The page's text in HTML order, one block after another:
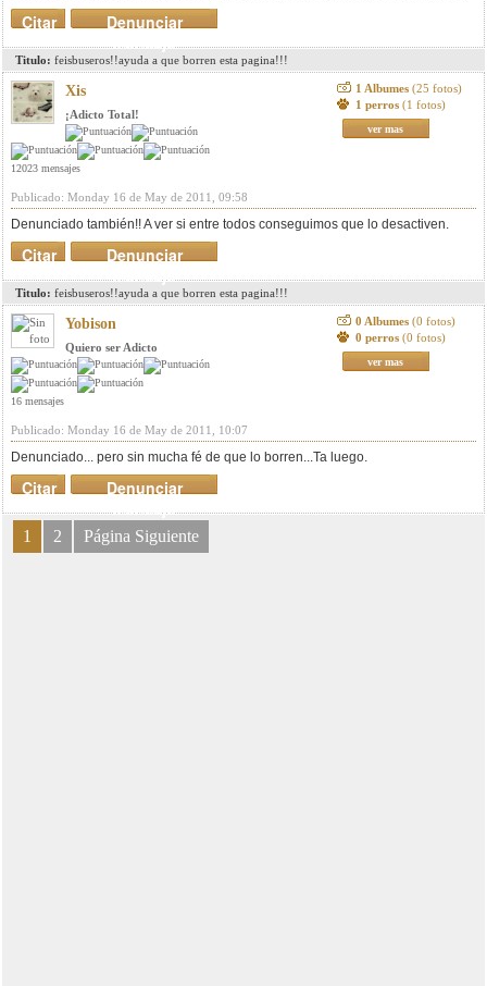
Denunciar
mensaje
Citar
Titulo: feisbuseros!!ayuda a que borren esta pagina!!!
Xis
¡Adicto Total!
12023 mensajes
1 Albumes (25 fotos)
1 perros (1 fotos)
ver mas
Publicado: Monday 16 de May de 2011, 09:58
Denunciado también!! A ver si entre todos conseguimos que lo desactiven.
Denunciar
mensaje
Citar
Titulo: feisbuseros!!ayuda a que borren esta pagina!!!
Yobison
Quiero ser Adicto
16 mensajes
0 Albumes (0 fotos)
0 perros (0 fotos)
ver mas
Publicado: Monday 16 de May de 2011, 10:07
Denunciado... pero sin mucha fé de que lo borren...Ta luego.
Denunciar
mensaje
Citar
1 2 Página Siguiente